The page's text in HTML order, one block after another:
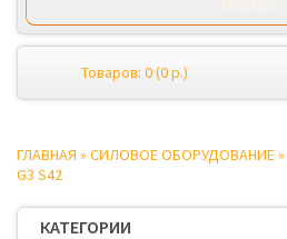
Товаров: 0 (0 р.)
ГЛАВНАЯ » СИЛОВОЕ ОБОРУДОВАНИЕ»
G3 S42
КАТЕГОРИИ